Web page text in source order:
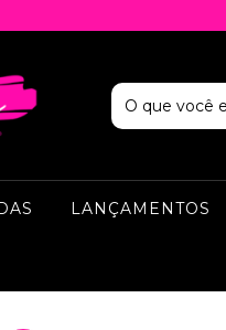
LANÇAMENTOS